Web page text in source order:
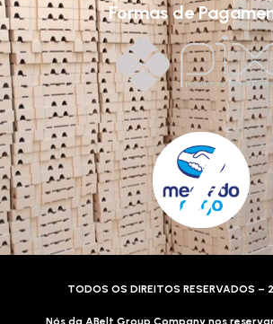
Formas de
TODOS OS DIREITOS RESERVADOS –